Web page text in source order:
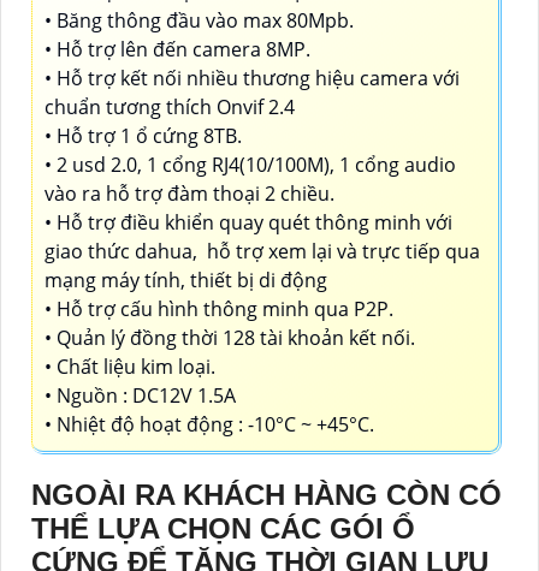
• Băng thông đầu vào max 80Mpb.
• Hỗ trợ lên đến camera 8MP.
• Hỗ trợ kết nối nhiều thương hiệu camera với
chuẩn tương thích Onvif 2.4
• Hỗ trợ 1 ổ cứng 8TB.
• 2 usd 2.0, 1 cổng RJ4(10/100M), 1 cổng audio
vào ra hỗ trợ đàm thoại 2 chiều.
• Hỗ trợ điều khiển quay quét thông minh với
giao thức dahua, hỗ trợ xem lại và trực tiếp qua
mạng máy tính, thiết bị di động
• Hỗ trợ cấu hình thông minh qua P2P.
• Quản lý đồng thời 128 tài khoản kết nối.
• Chất liệu kim loại.
• Nguồn : DC12V 1.5A
• Nhiệt độ hoạt động : -10°C ~ +45°C.
NGOÀI RA KHÁCH HÀNG CÒN CÓ
THỂ LỰA CHỌN CÁC GÓI Ổ
CỨNG ĐỂ TĂNG THỜI GIAN LƯU